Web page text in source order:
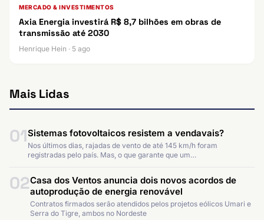
MERCADO & INVESTIMENTOS
Axia Energia investirá R$ 8,7 bilhões em obras de
transmissão até 2030
Henrique Hein · 5 ago
Mais Lidas
01Sistemas fotovoltaicos resistem a vendavais?
Nos últimos dias, rajadas de vento de até 145 km/h foram
registradas pelo país. Mas, o que garante que um…
02Casa dos Ventos anuncia dois novos acordos de
autoprodução de energia renovável
Contratos firmados serão atendidos pelos projetos eólicos Umari e
Serra do Tigre, ambos no Nordeste